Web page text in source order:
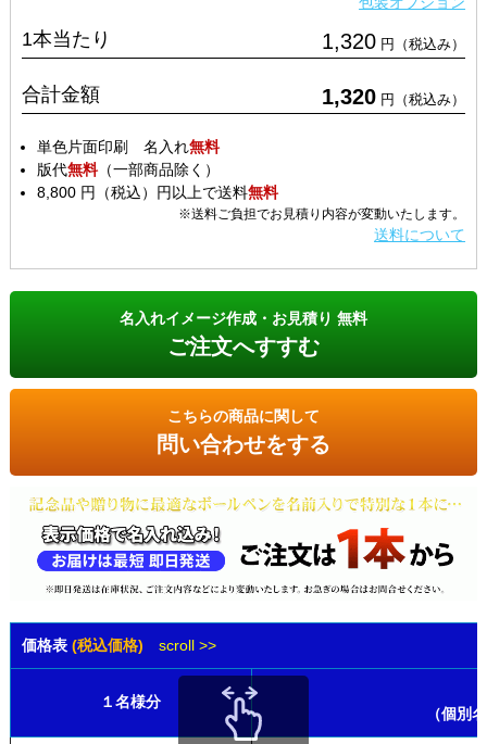
1本当たり 1,320 円（税込み）
合計金額 1,320 円（税込み）
単色片面印刷 名入れ無料
版代無料（一部商品除く）
8,800 円（税込）円以上で送料無料
※送料ご負担でお見積り内容が変動いたします。
送料について
名入れイメージ作成・お見積り 無料
ご注文へすすむ
こちらの商品に関して
問い合わせをする
価格表 (税込価格) scroll >>
１名様分
（個別